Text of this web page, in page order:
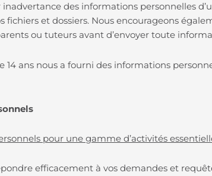
des informations personnelles
et dossiers. Nous encourageons
ou tuteurs avant d’envoyer toute
14 ans nous a fourni des informations
pour une gamme d’activités
efficacement à vos demandes et